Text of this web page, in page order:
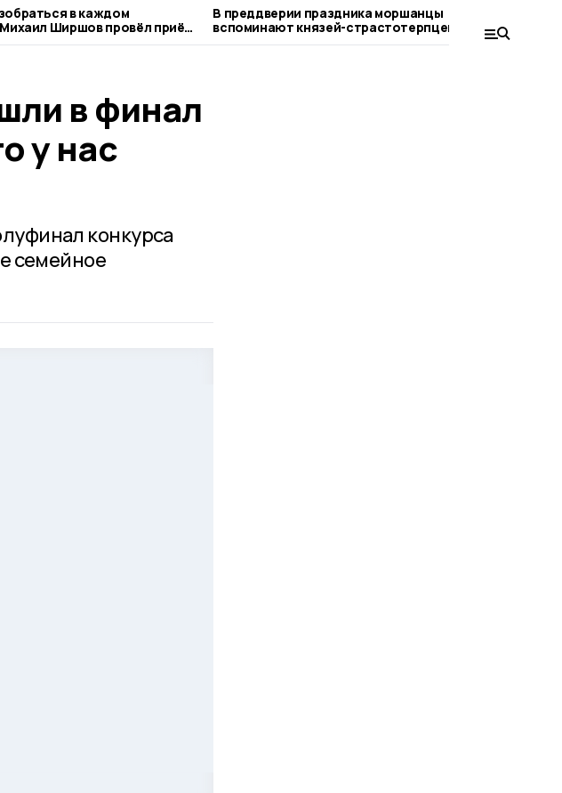
в каждом
Ширшов провёл приём
В преддверии праздника моршанцы
вспоминают князей-страстотерпцев
комитета
в финал
у нас
конкурса
семейное